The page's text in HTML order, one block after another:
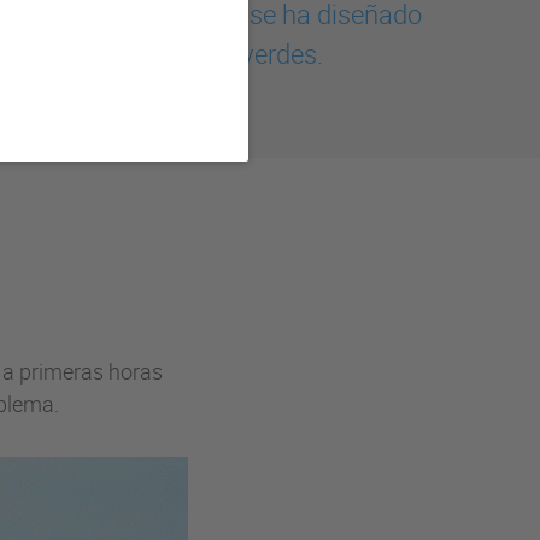
agua rotomoldeado se ha diseñado
jardines y espacios verdes.
primeras horas